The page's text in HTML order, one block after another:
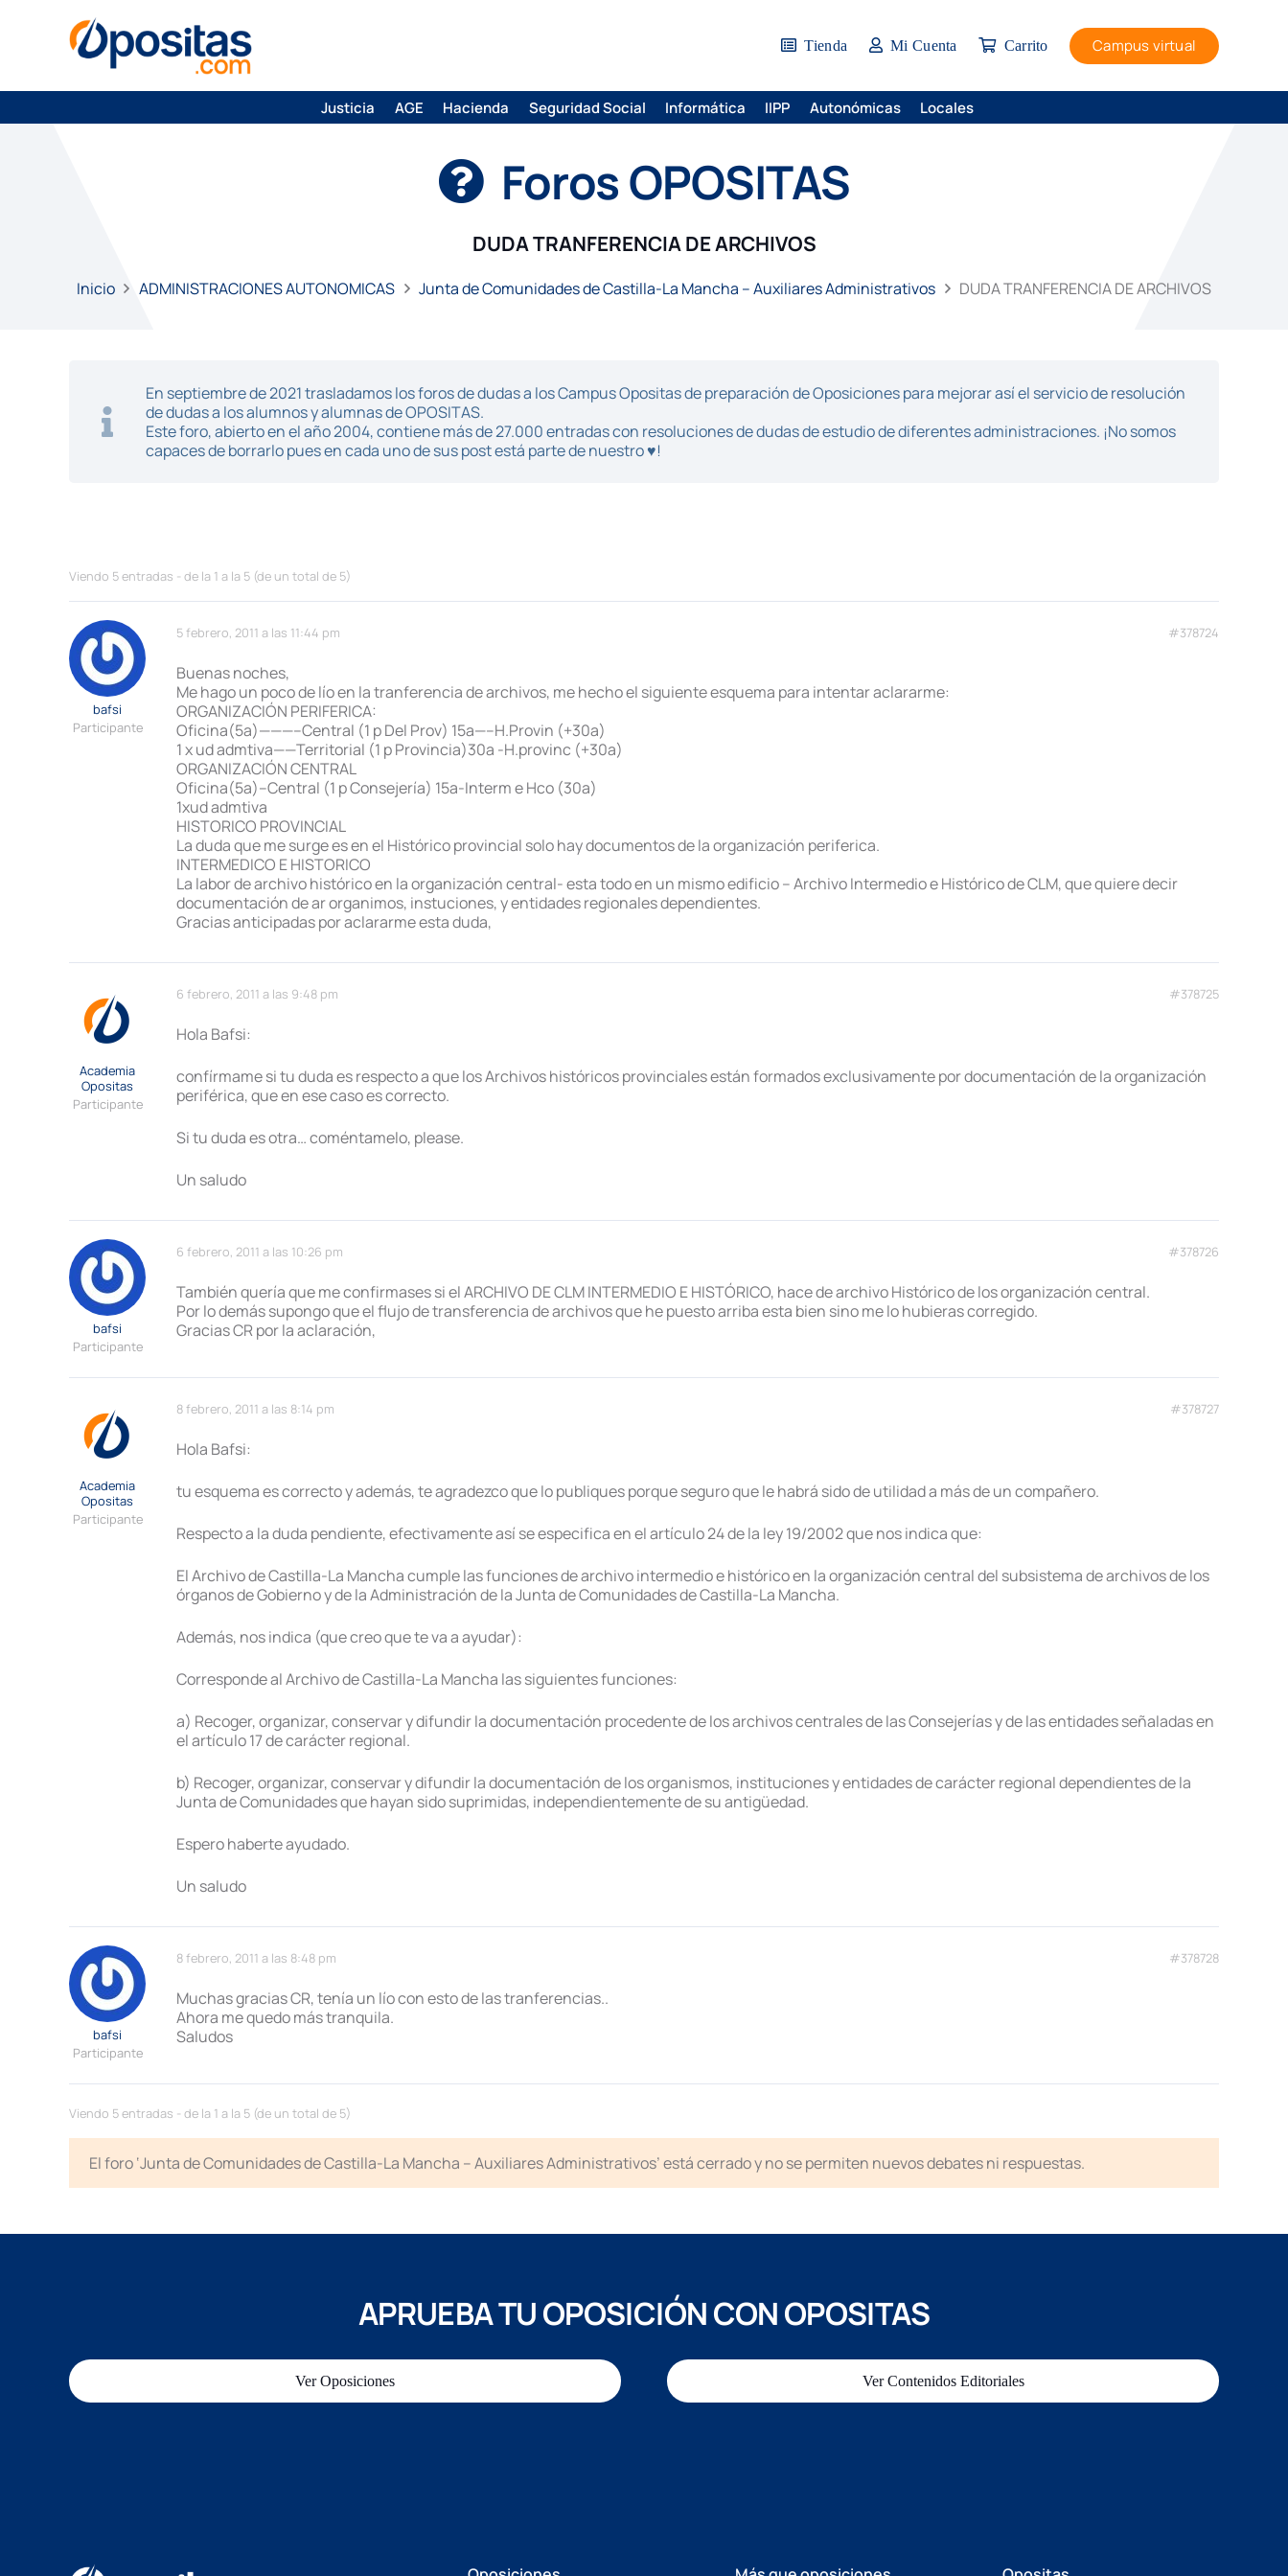
Tienda Mi Cuenta Carrito Campus virtual
Justicia AGE Hacienda Seguridad Social Informática IIPP Autonómicas Locales
Foros OPOSITAS
DUDA TRANFERENCIA DE ARCHIVOS
Inicio ADMINISTRACIONES AUTONOMICAS Junta de Comunidades de Castilla-La Mancha – Auxiliares Administrativos DUDA TRANFERENCIA DE ARCHIVOS
En septiembre de 2021 trasladamos los foros de dudas a los Campus Opositas de preparación de Oposiciones para mejorar así el servicio de resolución
de dudas a los alumnos y alumnas de OPOSITAS.
Este foro, abierto en el año 2004, contiene más de 27.000 entradas con resoluciones de dudas de estudio de diferentes administraciones. ¡No somos
capaces de borrarlo pues en cada uno de sus post está parte de nuestro ♥!
Viendo 5 entradas - de la 1 a la 5 (de un total de 5)
5 febrero, 2011 a las 11:44 pm #378724
bafsi
Participante
Buenas noches,
Me hago un poco de lío en la tranferencia de archivos, me hecho el siguiente esquema para intentar aclararme:
ORGANIZACIÓN PERIFERICA:
Oficina(5a)———–Central (1 p Del Prov) 15a—–H.Provin (+30a)
1 x ud admtiva——Territorial (1 p Provincia)30a -H.provinc (+30a)
ORGANIZACIÓN CENTRAL
Oficina(5a)–Central (1 p Consejería) 15a-Interm e Hco (30a)
1xud admtiva
HISTORICO PROVINCIAL
La duda que me surge es en el Histórico provincial solo hay documentos de la organización periferica.
INTERMEDICO E HISTORICO
La labor de archivo histórico en la organización central- esta todo en un mismo edificio – Archivo Intermedio e Histórico de CLM, que quiere decir
documentación de ar organimos, instuciones, y entidades regionales dependientes.
Gracias anticipadas por aclararme esta duda,
6 febrero, 2011 a las 9:48 pm #378725
Academia
Opositas
Participante
Hola Bafsi:
confírmame si tu duda es respecto a que los Archivos históricos provinciales están formados exclusivamente por documentación de la organización
periférica, que en ese caso es correcto.
Si tu duda es otra… coméntamelo, please.
Un saludo
6 febrero, 2011 a las 10:26 pm #378726
bafsi
Participante
También quería que me confirmases si el ARCHIVO DE CLM INTERMEDIO E HISTÓRICO, hace de archivo Histórico de los organización central.
Por lo demás supongo que el flujo de transferencia de archivos que he puesto arriba esta bien sino me lo hubieras corregido.
Gracias CR por la aclaración,
8 febrero, 2011 a las 8:14 pm #378727
Academia
Opositas
Participante
Hola Bafsi:
tu esquema es correcto y además, te agradezco que lo publiques porque seguro que le habrá sido de utilidad a más de un compañero.
Respecto a la duda pendiente, efectivamente así se especifica en el artículo 24 de la ley 19/2002 que nos indica que:
El Archivo de Castilla-La Mancha cumple las funciones de archivo intermedio e histórico en la organización central del subsistema de archivos de los
órganos de Gobierno y de la Administración de la Junta de Comunidades de Castilla-La Mancha.
Además, nos indica (que creo que te va a ayudar):
Corresponde al Archivo de Castilla-La Mancha las siguientes funciones:
a) Recoger, organizar, conservar y difundir la documentación procedente de los archivos centrales de las Consejerías y de las entidades señaladas en
el artículo 17 de carácter regional.
b) Recoger, organizar, conservar y difundir la documentación de los organismos, instituciones y entidades de carácter regional dependientes de la
Junta de Comunidades que hayan sido suprimidas, independientemente de su antigüedad.
Espero haberte ayudado.
Un saludo
8 febrero, 2011 a las 8:48 pm #378728
bafsi
Participante
Muchas gracias CR, tenía un lío con esto de las tranferencias..
Ahora me quedo más tranquila.
Saludos
Viendo 5 entradas - de la 1 a la 5 (de un total de 5)
El foro ‘Junta de Comunidades de Castilla-La Mancha – Auxiliares Administrativos’ está cerrado y no se permiten nuevos debates ni respuestas.
APRUEBA TU OPOSICIÓN CON OPOSITAS
Ver Oposiciones Ver Contenidos Editoriales